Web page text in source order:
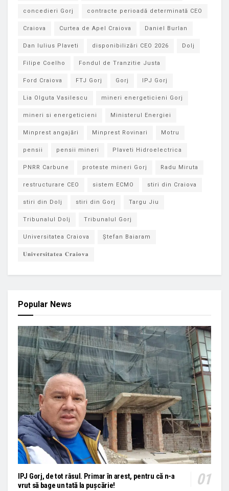
concedieri Gorj contracte perioadă determinată CEO
Craiova Curtea de Apel Craiova Daniel Burlan
Dan Iulius Plaveti disponibilizări CEO 2026 Dolj
Filipe Coelho Fondul de Tranzitie Justa
Ford Craiova FTJ Gorj Gorj IPJ Gorj
Lia Olguta Vasilescu mineri energeticieni Gorj
mineri si energeticieni Ministerul Energiei
Minprest angajări Minprest Rovinari Motru
pensii pensii mineri Plaveti Hidroelectrica
PNRR Carbune proteste mineri Gorj Radu Miruta
restructurare CEO sistem ECMO stiri din Craiova
stiri din Dolj stiri din Gorj Targu Jiu
Tribunalul Dolj Tribunalul Gorj
Universitatea Craiova Ștefan Baiaram
𝐔𝐧𝐢𝐯𝐞𝐫𝐬𝐢𝐭𝐚𝐭𝐞𝐚 𝐂𝐫𝐚𝐢𝐨𝐯𝐚
Popular News
IPJ Gorj, de tot râsul. Primar în arest, pentru că n-a
vrut să bage un tată la pușcărie!